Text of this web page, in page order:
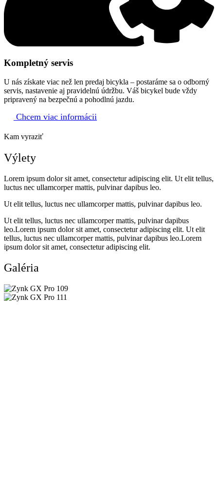
Kompletný servis
U nás získate viac než len predaj bicykla – postaráme sa o odborný
servis, nastavenie aj pravidelnú údržbu. Váš bicykel bude vždy
pripravený na bezpečnú a pohodlnú jazdu.
Chcem viac informácii
Kam vyraziť
Výlety
Lorem ipsum dolor sit amet, consectetur adipiscing elit. Ut elit tellus,
luctus nec ullamcorper mattis, pulvinar dapibus leo.
Ut elit tellus, luctus nec ullamcorper mattis, pulvinar dapibus leo.
Ut elit tellus, luctus nec ullamcorper mattis, pulvinar dapibus
leo.Lorem ipsum dolor sit amet, consectetur adipiscing elit. Ut elit
tellus, luctus nec ullamcorper mattis, pulvinar dapibus leo.Lorem
ipsum dolor sit amet, consectetur adipiscing elit.
Galéria